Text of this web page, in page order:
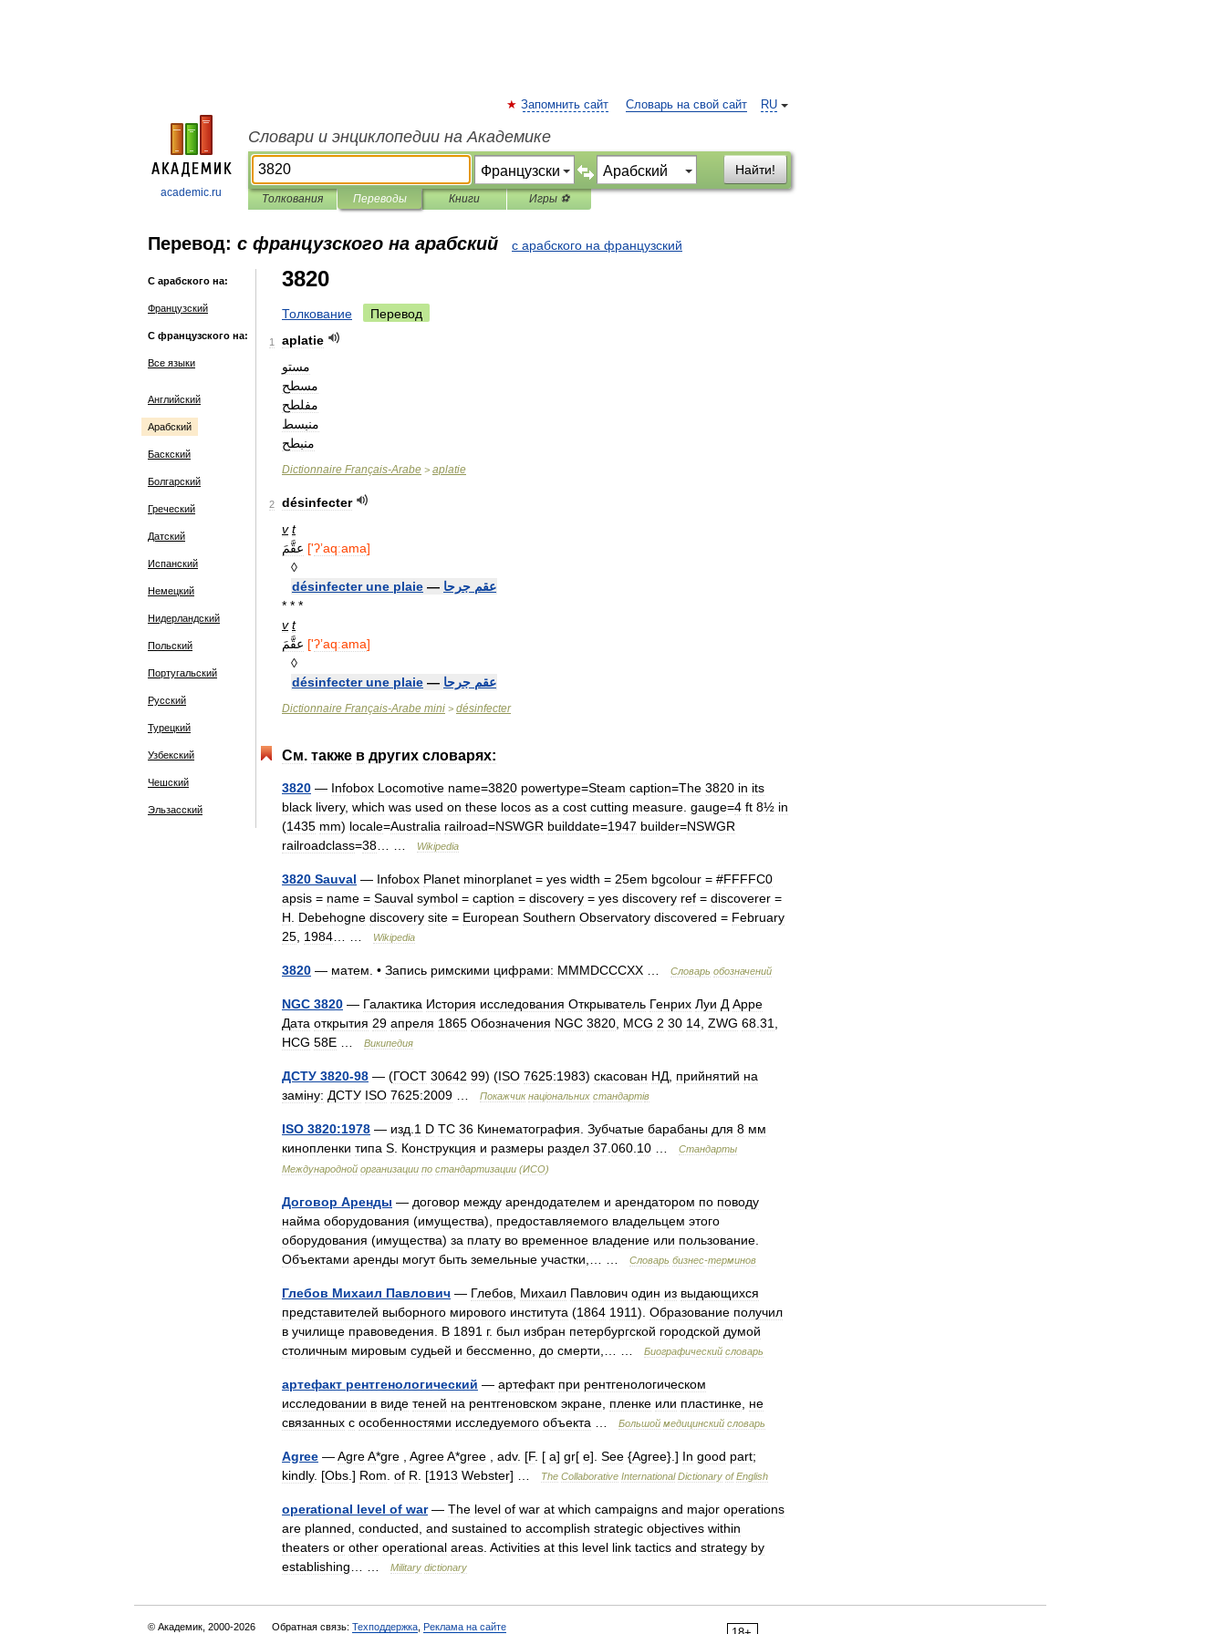
academic.ru
RU
Запомнить сайт Словарь на свой сайт
Словари и энциклопедии на Академике
Найти!
Толкования Переводы Книги Игры ⚽
Перевод: с французского на арабский с арабского на французский
С арабского на:
Французский
С французского на:
Все языки
Английский
Арабский
Баскский
Болгарский
Греческий
Датский
Испанский
Немецкий
Нидерландский
Польский
Португальский
Русский
Турецкий
Узбекский
Чешский
Эльзасский
3820
Толкование Перевод
1
aplatie
مستو
مسطح
مفلطح
منبسط
منبطح
Dictionnaire Français-Arabe > aplatie
2
désinfecter
v t
عقَّمَ ['ʔʼaqːama]
◊
désinfecter une plaie — عقم جرحا
* * *
v t
عقَّمَ ['ʔʼaqːama]
◊
désinfecter une plaie — عقم جرحا
Dictionnaire Français-Arabe mini > désinfecter
См. также в других словарях:
3820 — Infobox Locomotive name=3820 powertype=Steam caption=The 3820 in its
black livery, which was used on these locos as a cost cutting measure gauge=4 ft 8½ in
(1435 mm) locale=Australia railroad=NSWGR builddate=1947 builder=NSWGR
railroadclass=38 Wikipedia
3820 Sauval — Infobox Planet minorplanet = yes width = 25em bgcolour = #FFFFC0
apsis = name = Sauval symbol = caption = discovery = yes discovery ref = discoverer =
H
Debehogne discovery site = European Southern Observatory discovered = February
25 1984 Wikipedia
3820 — матем . • Запись римскими цифрами: MMMDCCCXX Словарь обозначений
NGC 3820 — Галактика История исследования Открыватель Генрих Луи Д Арре
Дата открытия 29 апреля 1865 Обозначения NGC 3820 MCG 2 30 14 ZWG 68 31
HCG 58E Википедия
ДСТУ 3820-98 — (ГОСТ 30642 99) (ISO 7625:1983) скасован НД прийнятий на
заміну: ДСТУ ISO 7625:2009 Покажчик національних стандартів
ISO 3820:1978 — изд 1 D TC 36 Кинематография Зубчатые барабаны для 8 мм
кинопленки типа S Конструкция и размеры раздел 37 060 10
Стандарты
Международной организации по стандартизации (ИСО)
Договор Аренды — договор между арендодателем и арендатором по поводу
найма оборудования (имущества), предоставляемого владельцем этого
оборудования (имущества) за плату во временное владение или пользование
Объектами аренды могут быть земельные участки Словарь бизнес-терминов
Глебов Михаил Павлович — Глебов Михаил Павлович один из выдающихся
представителей выборного мирового института (1864 1911). Образование получил
в училище правоведения В 1891 г. был избран петербургской городской думой
столичным мировым судьей и бессменно до смерти Биографический словарь
артефакт рентгенологический — артефакт при рентгенологическом
исследовании в виде теней на рентгеновском экране пленке или пластинке не
связанных с особенностями исследуемого объекта Большой медицинский словарь
Agree —AgreA*gre AgreeA*gree adv. [F. [ a] gr[ e]. See {Agree}.] In good part;
kindly. [Obs .] Rom of R . [1913 Webster] … The Collaborative International Dictionary of English
operational level of war— The level of war at which campaigns and major operations
are planned conducted and sustained to accomplish strategic objectives within
theaters or other operational areas Activities at this level link tactics and strategy by
establishing
Military dictionary
© Академик, 2000-2026 Обратная связь: Техподдержка Реклама на сайте